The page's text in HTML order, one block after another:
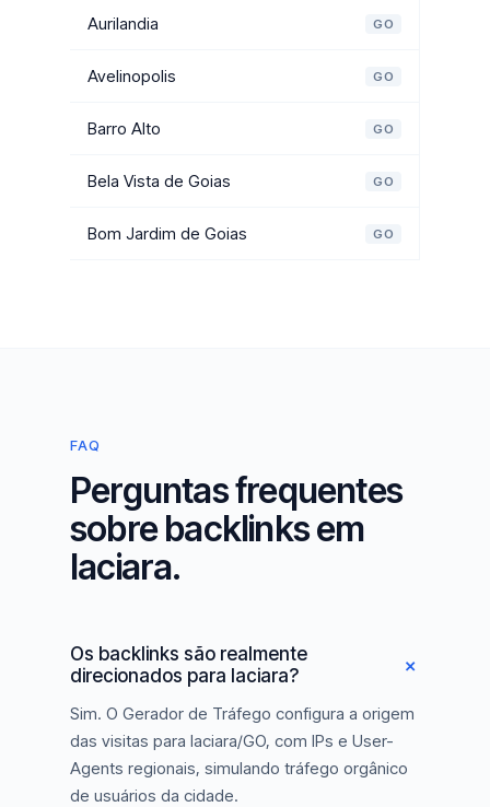
Aurilandia GO
Avelinopolis GO
Barro Alto GO
Bela Vista de Goias GO
Bom Jardim de Goias GO
FAQ
Perguntas frequentes
sobre backlinks em
Iaciara.
Os backlinks são realmente
direcionados para Iaciara?
Sim. O Gerador de Tráfego configura a origem
das visitas para Iaciara/GO, com IPs e User-
Agents regionais, simulando tráfego orgânico
de usuários da cidade.